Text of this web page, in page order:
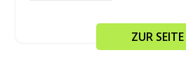
ZUR SEITE